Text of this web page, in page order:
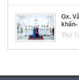
Gx.
Thứ